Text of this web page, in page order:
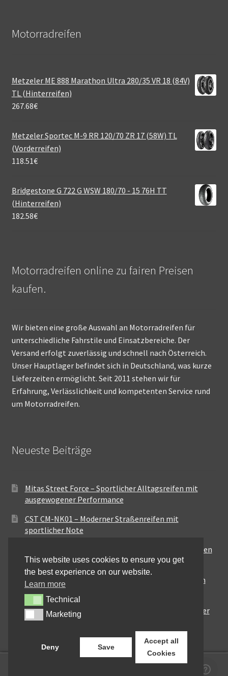
Motorradreifen
Metzeler ME 888 Marathon Ultra 280/35 VR 18 (84V)
TL (Hinterreifen)
267.68€
Metzeler Sportec M-9 RR 120/70 ZR 17 (58W) TL
(Vorderreifen)
118.51€
Bridgestone G 722 G WSW 180/70 - 15 76H TT
(Hinterreifen)
182.58€
Motorradreifen online zu fairen Preisen
kaufen.
Wir bieten eine große Auswahl an Motorradreifen für
unterschiedliche Fahrstile und Einsatzbereiche. Der
Versand erfolgt zuverlässig und schnell nach Österreich.
Unser Hauptlager befindet sich in Deutschland, was kurze
Lieferzeiten ermöglicht. Seit 2011 stehen wir für
Erfahrung, Verlässlichkeit und kompetenten Service rund
um Motorradreifen.
Neueste Beiträge
Mitas Street Force – Sportlicher Alltagsreifen mit
ausgewogener Performance
CST CM-NK01 – Moderner Straßenreifen mit
sportlicher Note
Maxxis MA-ST3 – Ausgewogener Sport-Touring-Reifen
für vielseitige Einsätze
Pirelli City Demon – Zuverlässigkeit für den urbanen
Alltag
Metzeler Perfect ME77 – Klassische Optik mit solider
Straßenperformance
This website uses cookies to ensure you get
the best experience on our website.
Learn more
TechnicalTechnical
MarketingMarketing
Deny Save
Accept all
Cookies